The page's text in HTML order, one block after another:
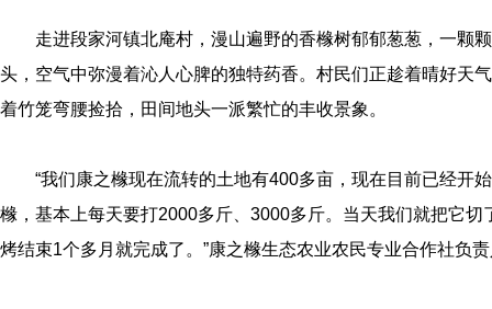
走进段家河镇北庵村，漫山遍野的香橼树郁郁葱葱，一颗
头，空气中弥漫着沁人心脾的独特药香。村民们正趁着晴好天
着竹笼弯腰捡拾，田间地头一派繁忙的丰收景象。
“我们康之橼现在流转的土地有400多亩，现在目前已经开
橼，基本上每天要打2000多斤、3000多斤。当天我们就把它
烤结束1个多月就完成了。”康之橼生态农业农民专业合作社负